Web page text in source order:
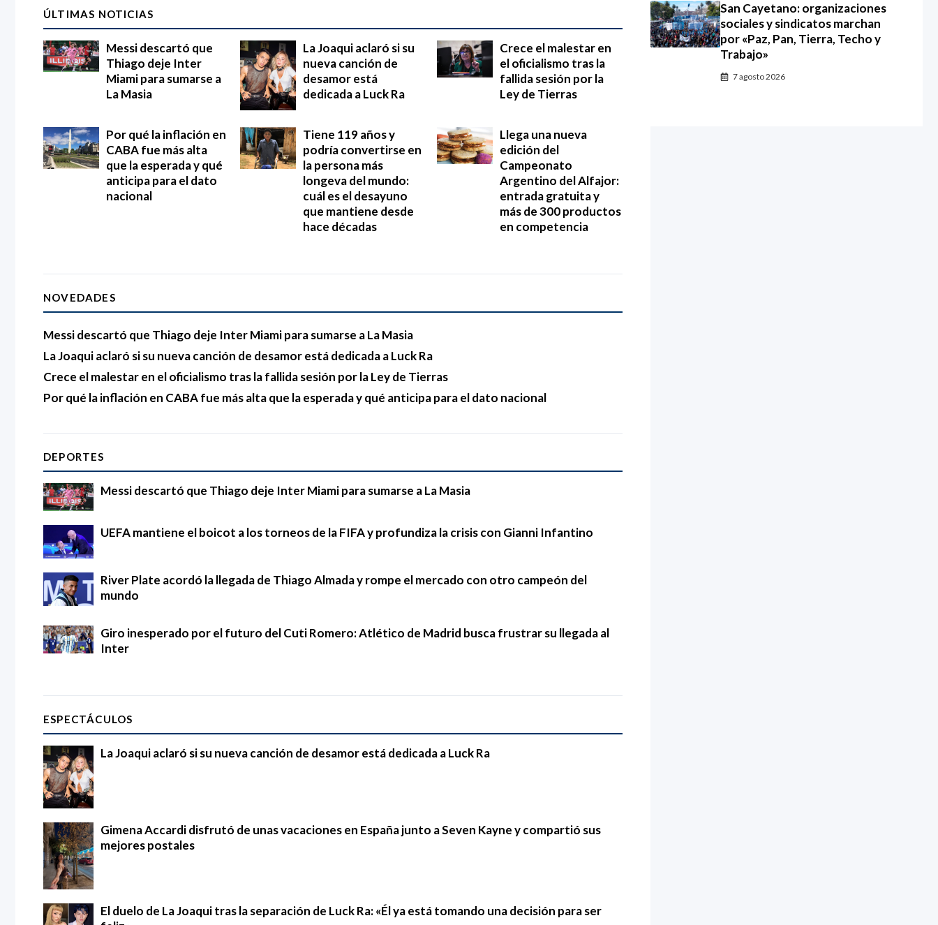
ÚLTIMAS NOTICIAS
Messi descartó que
Thiago deje Inter
Miami para sumarse a
La Masia
La Joaqui aclaró si su
nueva canción de
desamor está
dedicada a Luck Ra
Crece el malestar en
el oficialismo tras la
fallida sesión por la
Ley de Tierras
Por qué la inflación en
CABA fue más alta
que la esperada y qué
anticipa para el dato
nacional
Tiene 119 años y
podría convertirse en
la persona más
longeva del mundo:
cuál es el desayuno
que mantiene desde
hace décadas
Llega una nueva
edición del
Campeonato
Argentino del Alfajor:
entrada gratuita y
más de 300 productos
en competencia
NOVEDADES
Messi descartó que Thiago deje Inter Miami para sumarse a La Masia
La Joaqui aclaró si su nueva canción de desamor está dedicada a Luck Ra
Crece el malestar en el oficialismo tras la fallida sesión por la Ley de Tierras
Por qué la inflación en CABA fue más alta que la esperada y qué anticipa para el dato nacional
DEPORTES
Messi descartó que Thiago deje Inter Miami para sumarse a La Masia
UEFA mantiene el boicot a los torneos de la FIFA y profundiza la crisis con Gianni Infantino
River Plate acordó la llegada de Thiago Almada y rompe el mercado con otro campeón del
mundo
Giro inesperado por el futuro del Cuti Romero: Atlético de Madrid busca frustrar su llegada al
Inter
ESPECTÁCULOS
La Joaqui aclaró si su nueva canción de desamor está dedicada a Luck Ra
Gimena Accardi disfrutó de unas vacaciones en España junto a Seven Kayne y compartió sus
mejores postales
El duelo de La Joaqui tras la separación de Luck Ra: «Él ya está tomando una decisión para ser
San Cayetano: organizaciones
sociales y sindicatos marchan
por «Paz, Pan, Tierra, Techo y
Trabajo»
7 agosto 2026